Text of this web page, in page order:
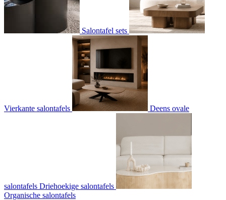
Salontafel sets
Vierkante salontafels Deens ovale
salontafels Driehoekige salontafels
Organische salontafels